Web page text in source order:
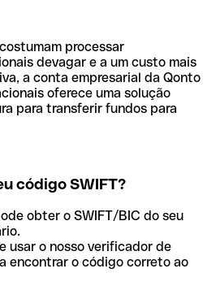
processar
devagar e a um custo mais
a conta empresarial da Qonto
oferece uma solução
para transferir fundos para
código SWIFT?
obter o SWIFT/BIC do seu
usar o nosso verificador de
encontrar o código correto ao